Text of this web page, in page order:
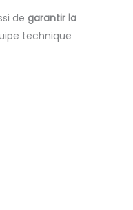
de garantir la
technique